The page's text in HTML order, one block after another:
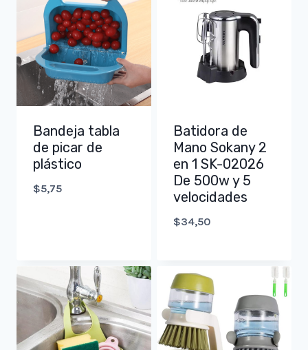
Bandeja tabla
de picar de
plástico
$5,75
Batidora de
Mano Sokany 2
en 1 SK-02026
De 500w y 5
velocidades
$34,50